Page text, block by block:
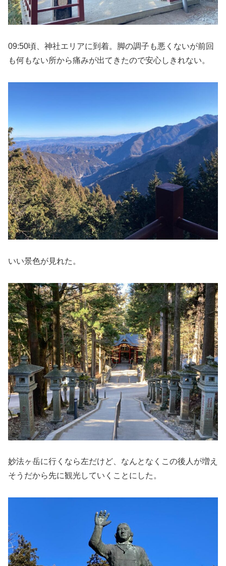
09:50頃、神社エリアに到着。脚の調子も悪くないが前回
も何もない所から痛みが出てきたので安心しきれない。
いい景色が見れた。
妙法ヶ岳に行くなら左だけど、なんとなくこの後人が増え
そうだから先に観光していくことにした。